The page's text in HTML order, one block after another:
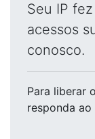
Seu IP
acessos
conosco.
Para liberar
responda